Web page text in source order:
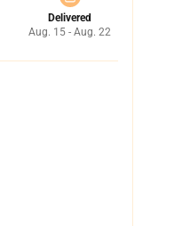
Delivered
Aug. 15 - Aug. 22